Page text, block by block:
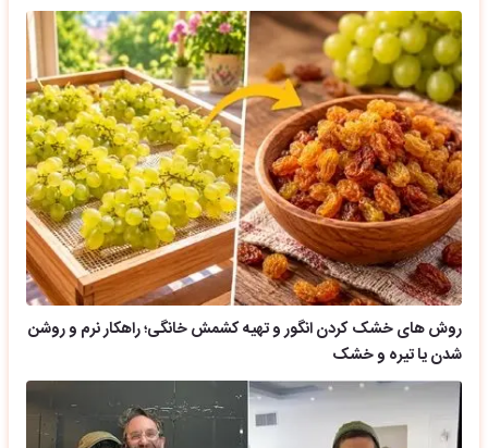
روش های خشک کردن انگور و تهیه کشمش خانگی؛ راهکار نرم و روشن
شدن یا تیره و خشک